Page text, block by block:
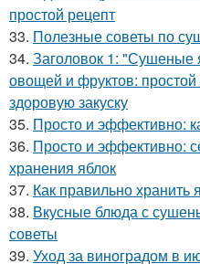
простой рецепт
33. Полезные советы по
34. Заголовок 1: "Сушеные
овощей и фруктов: простой
здоровую закуску
35. Просто и эффективно:
36. Просто и эффективно:
хранения яблок
37. Как правильно хранить
38. Вкусные блюда с
советы
39. Уход за виноградом в